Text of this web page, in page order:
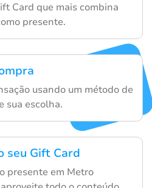
Card que mais combina
presente.
usando um método de
sua escolha.
seu Gift Card
presente em Metro